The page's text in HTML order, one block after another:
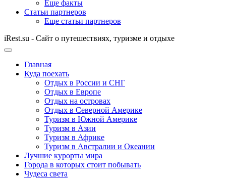
Еще факты
Статьи партнеров
Еще статьи партнеров
iRest.su - Сайт о путешествиях, туризме и отдыхе
Главная
Куда поехать
Отдых в России и СНГ
Отдых в Европе
Отдых на островах
Отдых в Северной Америке
Туризм в Южной Америке
Туризм в Азии
Туризм в Африке
Туризм в Австралии и Океании
Лучшие курорты мира
Города в которых стоит побывать
Чудеса света